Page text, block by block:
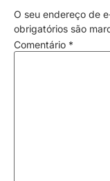
O seu endereço de
obrigatórios são
Comentário *